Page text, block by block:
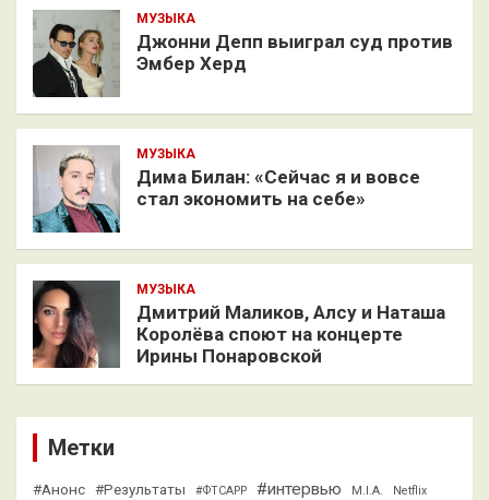
МУЗЫКА
Джонни Депп выиграл суд против
Эмбер Херд
МУЗЫКА
Дима Билан: «Сейчас я и вовсе
стал экономить на себе»
МУЗЫКА
Дмитрий Маликов, Алсу и Наташа
Королёва споют на концерте
Ирины Понаровской
Метки
#Анонс #Результаты #ФТСАРР #интервью M.I.A. Netflix